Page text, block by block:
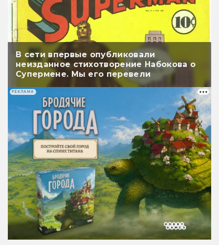
В сети впервые опубликовали
неизданное стихотворение Набокова о
Супермене. Мы его перевели
РЕКЛАМА